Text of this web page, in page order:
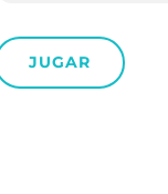
JUGAR